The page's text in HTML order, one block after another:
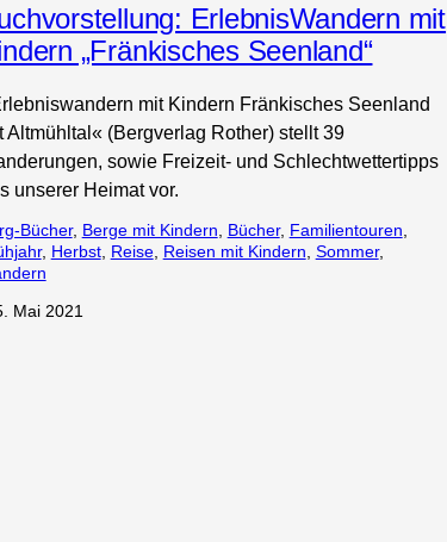
ErlebnisWandern mit
„Fränkisches Seenland“
mit Kindern Fränkisches Seenland
Altmühltal« (Bergverlag Rother) stellt 39
sowie Freizeit- und Schlechtwettertipps
unserer Heimat vor.
Bücher, Berge mit Kindern Bücher, Familientouren
, Herbst, Reise, Reisen mit Kindern Sommer
Mai 2021